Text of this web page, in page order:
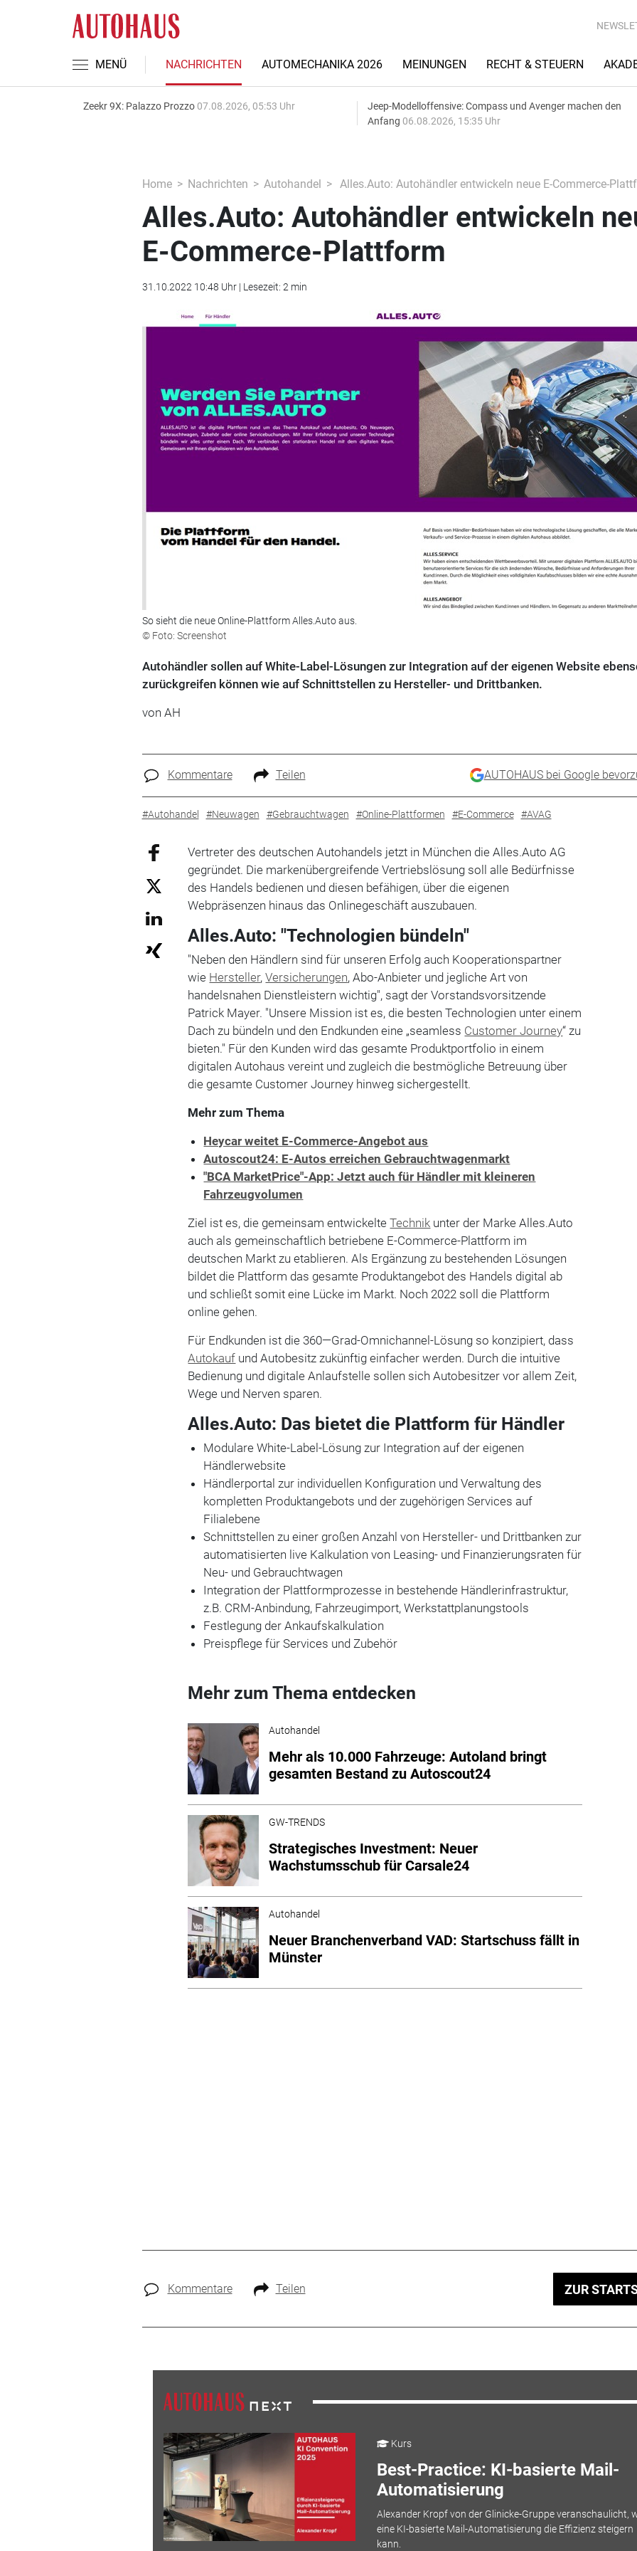
MENÜ NACHRICHTEN AUTOMECHANIKA 2026 MEINUNGEN RECHT & STEUERN
Zeekr 9X: Palazzo Prozzo 07.08.2026, 05:53 Uhr
Jeep-Modelloffensive: Compass und Avenger machen den
Anfang 06.08.2026, 15:35 Uhr
Home Nachrichten Autohandel Alles.Auto: Autohändler entwickeln neue E-Commerce-
Alles.Auto: Autohändler entwickeln
E-Commerce-Plattform
31.10.2022 10:48 Uhr | Lesezeit: 2 min
So sieht die neue Online-Plattform Alles.Auto aus.
© Foto: Screenshot
Autohändler sollen auf White-Label-Lösungen zur Integration auf der eigenen Website
zurückgreifen können wie auf Schnittstellen zu Hersteller- und Drittbanken.
von AH
Kommentare Teilen AUTOHAUS bei Google
#Autohandel #Neuwagen #Gebrauchtwagen #Online-Plattformen #E-Commerce #AVAG
Vertreter des deutschen Autohandels jetzt in München die Alles.Auto AG
gegründet. Die markenübergreifende Vertriebslösung soll alle Bedürfnisse
des Handels bedienen und diesen befähigen, über die eigenen
Webpräsenzen hinaus das Onlinegeschäft auszubauen.
Alles.Auto: "Technologien bündeln"
"Neben den Händlern sind für unseren Erfolg auch Kooperationspartner
wie Hersteller,Versicherungen, Abo-Anbieter und jegliche Art von
handelsnahen Dienstleistern wichtig", sagt der Vorstandsvorsitzende
Patrick Mayer. "Unsere Mission ist es, die besten Technologien unter einem
Dach zu bündeln und den Endkunden eine „seamless Customer Journey“ zu
bieten." Für den Kunden wird das gesamte Produktportfolio in einem
digitalen Autohaus vereint und zugleich die bestmögliche Betreuung über
die gesamte Customer Journey hinweg sichergestellt.
Mehr zum Thema
Heycar weitet E-Commerce-Angebot aus
Autoscout24: E-Autos erreichen Gebrauchtwagenmarkt
"BCA MarketPrice"-App: Jetzt auch für Händler mit kleineren
Fahrzeugvolumen
Ziel ist es, die gemeinsam entwickelteTechnik unter der Marke Alles.Auto
auch als gemeinschaftlich betriebene E-Commerce-Plattform im
deutschen Markt zu etablieren. Als Ergänzung zu bestehenden Lösungen
bildet die Plattform das gesamte Produktangebot des Handels digital ab
und schließt somit eine Lücke im Markt. Noch 2022 soll die Plattform
online gehen.
Für Endkunden ist die 360—Grad-Omnichannel-Lösung so konzipiert, dass
Autokauf und Autobesitz zukünftig einfacher werden. Durch die intuitive
Bedienung und digitale Anlaufstelle sollen sich Autobesitzer vor allem Zeit,
Wege und Nerven sparen.
Alles.Auto: Das bietet die Plattform für Händler
Modulare White-Label-Lösung zur Integration auf der eigenen
Händlerwebsite
Händlerportal zur individuellen Konfiguration und Verwaltung des
kompletten Produktangebots und der zugehörigen Services auf
Filialebene
Schnittstellen zu einer großen Anzahl von Hersteller- und Drittbanken zur
automatisierten live Kalkulation von Leasing- und Finanzierungsraten für
Neu- und Gebrauchtwagen
Integration der Plattformprozesse in bestehende Händlerinfrastruktur,
z.B. CRM-Anbindung, Fahrzeugimport, Werkstattplanungstools
Festlegung der Ankaufskalkulation
Preispflege für Services und Zubehör
Mehr zum Thema entdecken
Autohandel
Mehr als 10.000 Fahrzeuge: Autoland bringt
gesamten Bestand zu Autoscout24
GW-TRENDS
Strategisches Investment: Neuer
Wachstumsschub für Carsale24
Autohandel
Neuer Branchenverband VAD: Startschuss fällt in
Münster
Kommentare Teilen ZUR
Kurs
Best-Practice: KI-basierte Mail-
Automatisierung
Alexander Kropf von der Glinicke-Gruppe veranschaulicht,
eine KI-basierte Mail-Automatisierung die Effizienz steigern
kann.